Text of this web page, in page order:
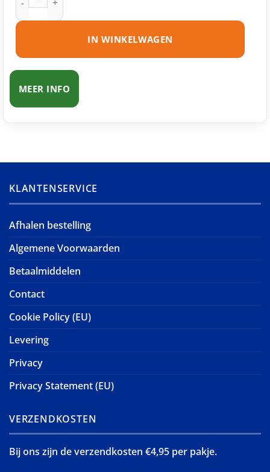
IN WINKELWAGEN
MEER INFO
KLANTENSERVICE
Afhalen bestelling
Algemene Voorwaarden
Betaalmiddelen
Contact
Cookie Policy (EU)
Levering
Privacy
Privacy Statement (EU)
VERZENDKOSTEN
Bij ons zijn de verzendkosten €4,95 per pakje.